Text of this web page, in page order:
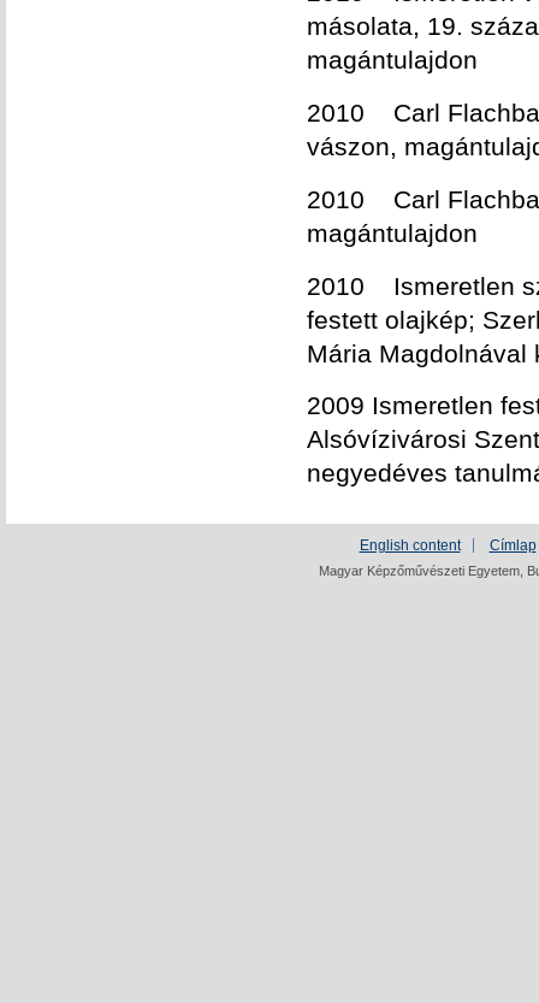
másolata, 19.
magántulajdon
2010 Carl
vászon,
2010 Carl
magántulajdon
2010 Ismeretlen
festett olajkép;
Mária Magdolnával
2009 Ismeretlen
Alsóvízivárosi
negyedéves
English content Címlap
Magyar Képzőművészeti Egyetem,